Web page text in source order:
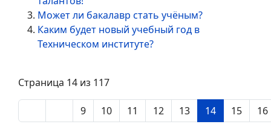
Может ли бакалавр стать учёным?
Каким будет новый учебный год в
Техническом институте?
Страница 14 из 117
9 10 11 12 13 14 15 16